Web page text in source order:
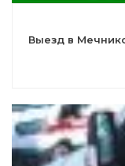
Выезд в